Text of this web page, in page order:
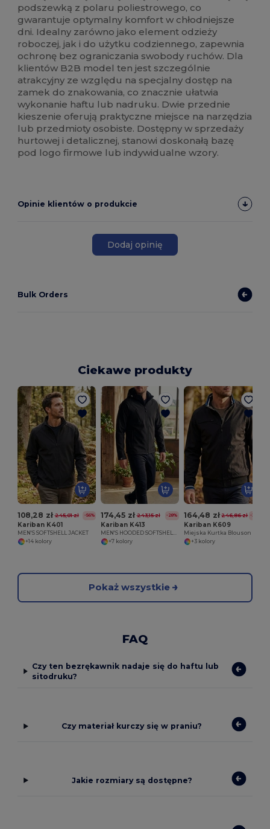
podszewką z polaru poliestrowego, co
gwarantuje optymalny komfort w chłodniejsze
dni. Idealny zarówno jako element odzieży
roboczej, jak i do użytku codziennego, zapewnia
ochronę bez ograniczania swobody ruchów. Dla
klientów B2B model ten jest szczególnie
atrakcyjny ze względu na specjalny dostęp na
zamek do znakowania, co znacznie ułatwia
wykonanie haftu lub nadruku. Dwie przednie
kieszenie oferują praktyczne miejsce na narzędzia
lub przedmioty osobiste. Dostępny w sprzedaży
hurtowej i detalicznej, stanowi doskonałą bazę
pod logo firmowe lub indywidualne wzory.
Opinie klientów o produkcie
Dodaj opinię
Bulk Orders
Ciekawe produkty
108,28 zł 245,01 zł -56%
Kariban K401
MEN'S SOFTSHELL JACKET
+14 kolory
174,45 zł 243,15 zł -28%
Kariban K413
+7 kolory
164,48 zł 246,86 zł -33%
Kariban K609
+3 kolory
Pokaż wszystkie
FAQ
Czy ten bezrękawnik nadaje się do haftu lub
sitodruku?
Czy materiał kurczy się w praniu?
Jakie rozmiary są dostępne?